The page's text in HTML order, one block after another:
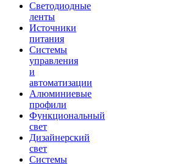
Светодиодные
ленты
Источники
питания
Системы
управления
и
автоматизации
Алюминиевые
профили
Функциональный
свет
Дизайнерский
свет
Системы